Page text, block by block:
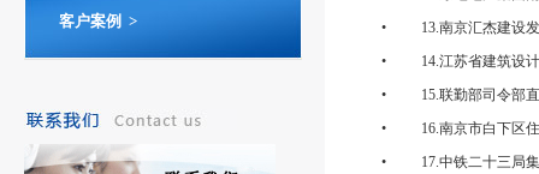
客户案例 >
•
13.南京汇杰建设
•
14.江苏省建筑设
•
15.联勤部司令部
•
16.南京市白下区
•
17.中铁二十三局